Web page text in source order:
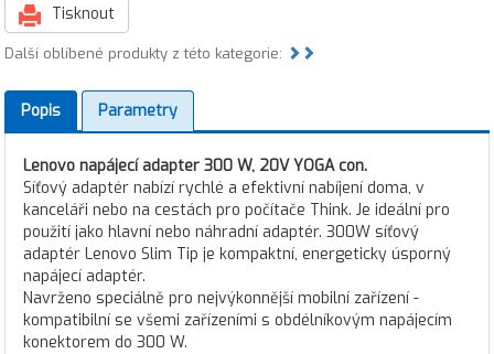
Tisknout
Další oblíbené produkty z této kategorie:
Popis Parametry
Lenovo napájecí adapter 300 W, 20V YOGA con.
Síťový adaptér nabízí rychlé a efektivní nabíjení doma, v
kanceláři nebo na cestách pro počítače Think. Je ideální pro
použití jako hlavní nebo náhradní adaptér. 300W síťový
adaptér Lenovo Slim Tip je kompaktní, energeticky úsporný
napájecí adaptér.
Navrženo speciálně pro nejvýkonnější mobilní zařízení -
kompatibilní se všemi zařízeními s obdélníkovým napájecím
konektorem do 300 W.